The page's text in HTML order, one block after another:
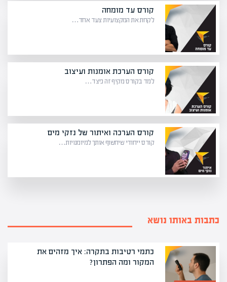
קורס עד מומחה
לקחת את המקצועיות צעד אחד…
קורס הערכת אומנות ועיצוב
למד בקורס מקיף זה כיצד…
קורס הערכה ואיתור של נזקי מים
קורס ייחודי שיחשוף אותך למיומנויות…
כתבות באותו נושא
כתמי רטיבות בתקרה: איך מזהים את
המקור ומה הפתרון?